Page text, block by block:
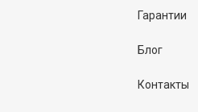
Гарантии
Блог
Контакты